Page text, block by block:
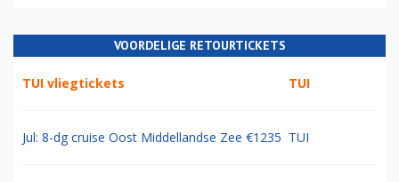
VOORDELIGE RETOURTICKETS
TUI vliegtickets TUI
Jul: 8-dg cruise Oost Middellandse Zee €1235 TUI